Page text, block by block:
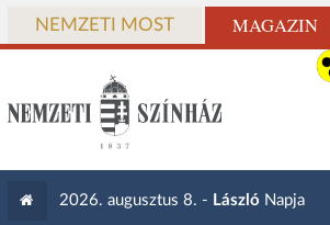
NEMZETI MOST MAGAZIN
2026. augusztus 8. - László Napja